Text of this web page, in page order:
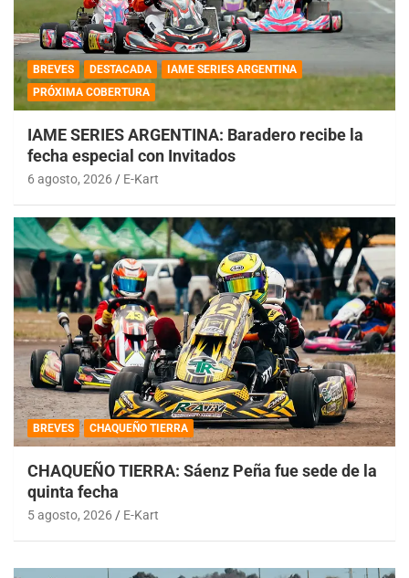
BREVES DESTACADA
IAME SERIES ARGENTINA
PRÓXIMA COBERTURA
IAME SERIES ARGENTINA: Baradero recibe la
fecha especial con Invitados
6 agosto, 2026 E-Kart
BREVES CHAQUEÑO TIERRA
CHAQUEÑO TIERRA: Sáenz Peña fue sede de la
quinta fecha
5 agosto, 2026 E-Kart